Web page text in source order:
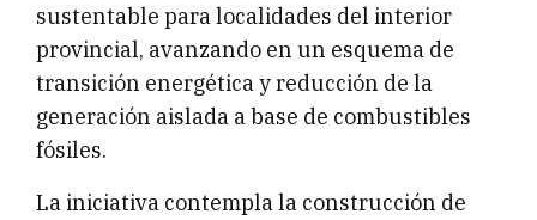
sustentable para localidades del interior
provincial, avanzando en un esquema de
transición energética y reducción de la
generación aislada a base de combustibles
fósiles.
La iniciativa contempla la construcción de